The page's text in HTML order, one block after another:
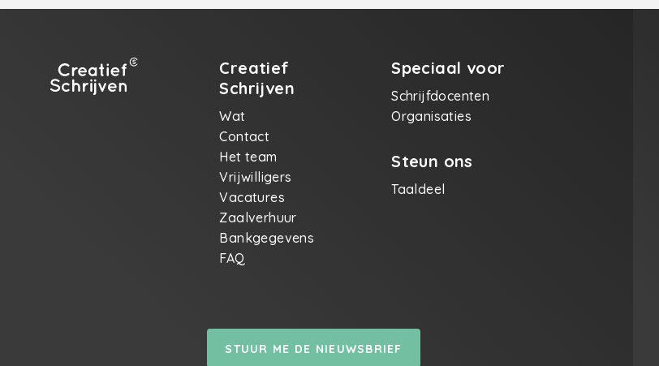
Creatief
Schrijven
Wat
Contact
Het team
Vrijwilligers
Vacatures
Zaalverhuur
Bankgegevens
FAQ
Speciaal voor
Schrijfdocenten
Organisaties
Steun ons
Taaldeel
STUUR ME DE NIEUWSBRIEF